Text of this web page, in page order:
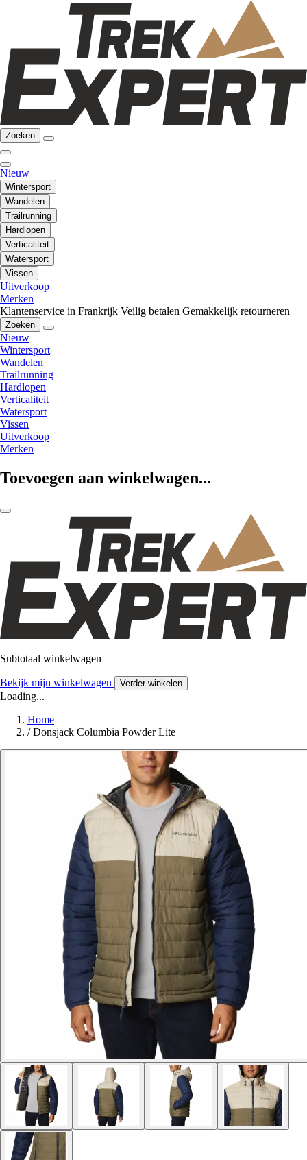
Zoeken
Nieuw
Wintersport
Wandelen
Trailrunning
Hardlopen
Verticaliteit
Watersport
Vissen
Uitverkoop
Merken
Klantenservice in Frankrijk Veilig betalen Gemakkelijk retourneren
Zoeken
Nieuw
Wintersport
Wandelen
Trailrunning
Hardlopen
Verticaliteit
Watersport
Vissen
Uitverkoop
Merken
Toevoegen aan winkelwagen...
Subtotaal winkelwagen
Bekijk mijn winkelwagen Verder winkelen
Loading...
Home
/ Donsjack Columbia Powder Lite